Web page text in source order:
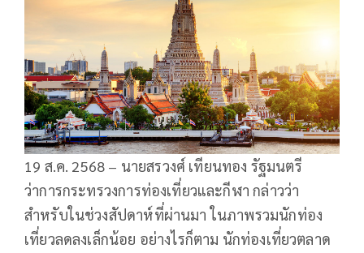
19 ส.ค. 2568 – นายสรวงศ์ เทียนทอง รัฐมนตรี
ว่าการกระทรวงการท่องเที่ยวและกีฬา กล่าวว่า
สำหรับในช่วงสัปดาห์ที่ผ่านมา ในภาพรวมนักท่อง
เที่ยวลดลงเล็กน้อย อย่างไรก็ตาม นักท่องเที่ยวตลาด